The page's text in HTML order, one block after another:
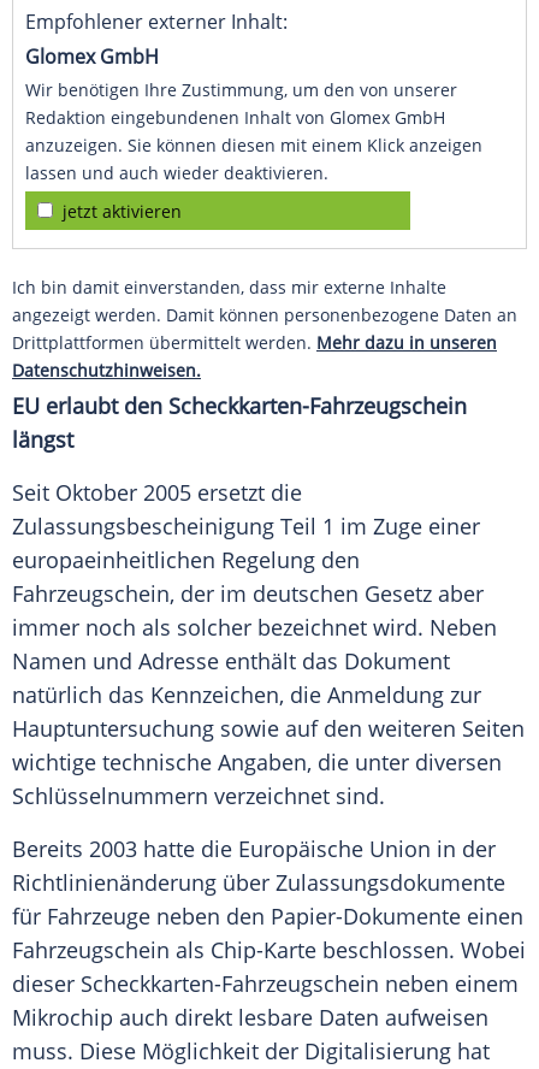
Empfohlener externer Inhalt:
Glomex GmbH
Wir benötigen Ihre Zustimmung, um den von unserer
Redaktion eingebundenen Inhalt von Glomex GmbH
anzuzeigen. Sie können diesen mit einem Klick anzeigen
lassen und auch wieder deaktivieren.
jetzt aktivieren
Ich bin damit einverstanden, dass mir externe Inhalte
angezeigt werden. Damit können personenbezogene Daten an
Drittplattformen übermittelt werden. Mehr dazu in unseren
Datenschutzhinweisen.
EU erlaubt den Scheckkarten-Fahrzeugschein
längst
Seit Oktober 2005 ersetzt die
Zulassungsbescheinigung Teil 1 im Zuge einer
europaeinheitlichen Regelung den
Fahrzeugschein, der im deutschen Gesetz aber
immer noch als solcher bezeichnet wird. Neben
Namen und Adresse enthält das Dokument
natürlich das Kennzeichen, die Anmeldung zur
Hauptuntersuchung sowie auf den weiteren Seiten
wichtige technische Angaben, die unter diversen
Schlüsselnummern verzeichnet sind.
Bereits 2003 hatte die Europäische Union in der
Richtlinienänderung über Zulassungsdokumente
für Fahrzeuge neben den Papier-Dokumente einen
Fahrzeugschein als Chip-Karte beschlossen. Wobei
dieser Scheckkarten-Fahrzeugschein neben einem
Mikrochip auch direkt lesbare Daten aufweisen
muss. Diese Möglichkeit der Digitalisierung hat